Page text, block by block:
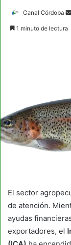
Canal Córdoba
1 minuto de lectura
El sector
de atención.
ayudas
exportadores, el